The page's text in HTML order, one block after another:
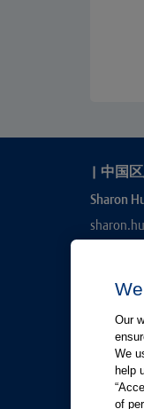
| 中国
Sharon
有关
Our
We
help
of